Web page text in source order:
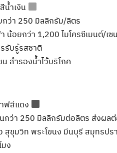
น้ำเงิน
ว่า 250 มิลลิกรัม/ลิตร
น้อยกว่า 1,200 ไมโครซีเมนต์/เซ
รับรู้รสชาติ
สำรองน้ำไว้บริโภค
ฟสีแดง
กว่า 250 มิลลิกรัมต่อลิตร ส่งผล
สุขุมวิท พระโขนง มีนบุรี สมุทรป
ง